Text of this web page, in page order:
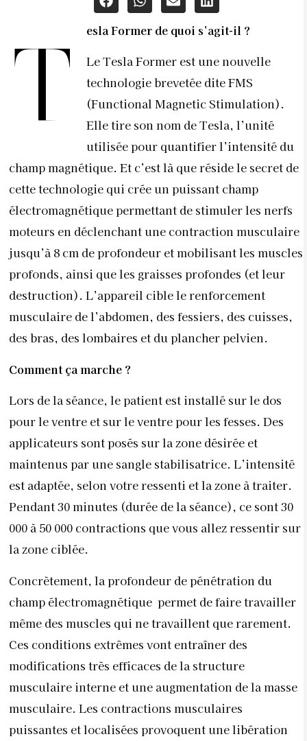
T esla Former de quoi s’agit-il ?
Le Tesla Former est une nouvelle
technologie brevetée dite FMS
(Functional Magnetic Stimulation).
Elle tire son nom de Tesla, l’unité
utilisée pour quantifier l’intensité du
champ magnétique. Et c’est là que réside le secret de
cette technologie qui crée un puissant champ
électromagnétique permettant de stimuler les nerfs
moteurs en déclenchant une contraction musculaire
jusqu’à 8 cm de profondeur et mobilisant les muscles
profonds, ainsi que les graisses profondes (et leur
destruction). L’appareil cible le renforcement
musculaire de l’abdomen, des fessiers, des cuisses,
des bras, des lombaires et du plancher pelvien.
Comment ça marche ?
Lors de la séance, le patient est installé sur le dos
pour le ventre et sur le ventre pour les fesses. Des
applicateurs sont posés sur la zone désirée et
maintenus par une sangle stabilisatrice. L’intensité
est adaptée, selon votre ressenti et la zone à traiter.
Pendant 30 minutes (durée de la séance), ce sont 30
000 à 50 000 contractions que vous allez ressentir sur
la zone ciblée.
Concrètement, la profondeur de pénétration du
champ électromagnétique permet de faire travailler
même des muscles qui netravaillent que rarement.
Ces conditions extrêmes vont entraîner des
modifications très efficaces de la structure
musculaire interne et une augmentation de la masse
musculaire. Les contractions musculaires
puissantes et localisées provoquent une libération